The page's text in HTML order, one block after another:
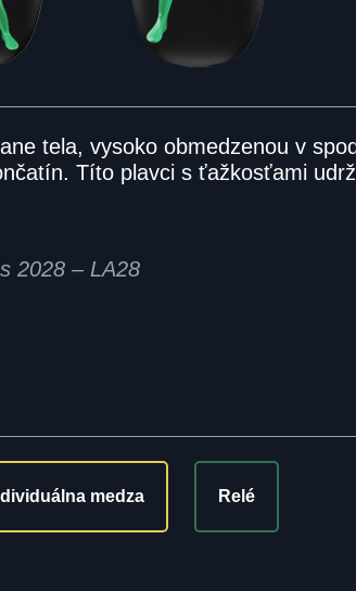
tela, vysoko obmedzenou v
Títo plavci s ťažkosťami
2028 – LA28
medza Relé